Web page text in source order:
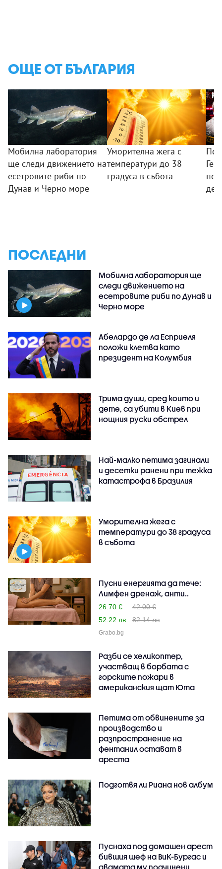
ОЩЕ ОТ БЪЛГАРИЯ
Мобилна лаборатория
ще следи движението на
есетровите риби по
Дунав и Черно море
Уморителна жега с
температури до 38
градуса в събота
ПОСЛЕДНИ
Мобилна лаборатория ще
следи движението на
есетровите риби по Дунав и
Черно море
Абелардо де ла Есприеля
положи клетва като
президент на Колумбия
Трима души, сред които и
дете, са убити в Киев при
нощния руски обстрел
Най-малко петима загинали
и десетки ранени при тежка
катастрофа в Бразилия
Уморителна жега с
температури до 38 градуса
в събота
Пусни енергията да тече:
Лимфен дренаж, анти..
26.70 €
42.00 €
52.22 лв
82.14 лв
Grabo.bg
Разби се хеликоптер,
участващ в борбата с
горските пожари в
американския щат Юта
Петима от обвинените за
производство и
разпространение на
фентанил остават в
ареста
Подготвя ли Риана нов албум
Пуснаха под домашен арест
бившия шеф на ВиК-Бургас и
двамата му подчинени